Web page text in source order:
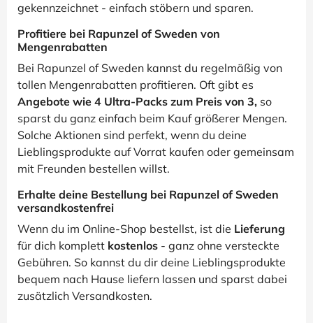
gekennzeichnet - einfach stöbern und sparen.
Profitiere bei Rapunzel of Sweden von
Mengenrabatten
Bei Rapunzel of Sweden kannst du regelmäßig von
tollen Mengenrabatten profitieren. Oft gibt es
Angebote wie 4 Ultra-Packs zum Preis von 3, so
sparst du ganz einfach beim Kauf größerer Mengen.
Solche Aktionen sind perfekt, wenn du deine
Lieblingsprodukte auf Vorrat kaufen oder gemeinsam
mit Freunden bestellen willst.
Erhalte deine Bestellung bei Rapunzel of Sweden
versandkostenfrei
Wenn du im Online-Shop bestellst, ist die Lieferung
für dich komplett kostenlos - ganz ohne versteckte
Gebühren. So kannst du dir deine Lieblingsprodukte
bequem nach Hause liefern lassen und sparst dabei
zusätzlich Versandkosten.